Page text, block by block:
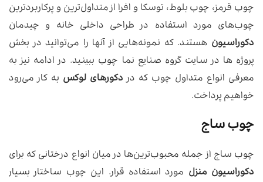
چوب قرمز، چوب بلوط، توسکا و افرا از متداول‌ترین و پرکاربردترین
چوب‌های مورد استفاده در طراحی داخلی خانه و چیدمان
دکوراسیون هستند. که نمونه‌هایی از آنها را می‌توانید در بخش
پروژه ها در سایت گروه صنایع نما چوب ببینید. در ادامه نیز به
معرفی انواع متداول چوب که دردکورهای لوکس به کار می‌رود
خواهیم پرداخت.
چوب ساج
چوب ساج از جمله محبوب‌ترین‌ها در میان انواع درختانی که برای
دکوراسیون منزل مورد استفاده قرار. این چوب ساختار بسیار